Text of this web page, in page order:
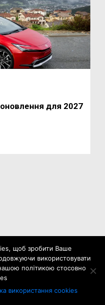
для 2027
щоб зробити Ваше
використовувати
політикою стосовно
використання cookies